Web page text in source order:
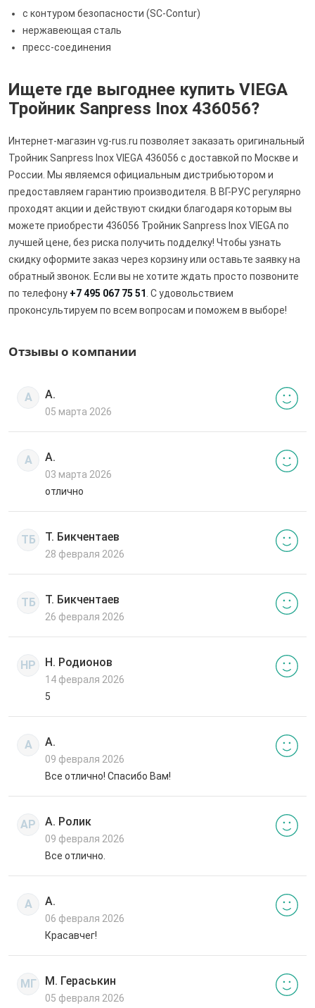
с контуром безопасности (SC‑Contur)
нержавеющая сталь
пресс-соединения
Ищете где выгоднее купить VIEGA
Тройник Sanpress Inox 436056?
Интернет-магазин vg-rus.ru позволяет заказать оригинальный
Тройник Sanpress Inox VIEGA 436056 с доставкой по Москве и
России. Мы являемся официальным дистрибьютором и
предоставляем гарантию производителя. В ВГ-РУС регулярно
проходят акции и действуют скидки благодаря которым вы
можете приобрести 436056 Тройник Sanpress Inox VIEGA по
лучшей цене, без риска получить подделку! Чтобы узнать
скидку оформите заказ через корзину или оставьте заявку на
обратный звонок. Если вы не хотите ждать просто позвоните
по телефону +7 495 067 75 51 . С удовольствием
проконсультируем по всем вопросам и поможем в выборе!
Отзывы о компании
А А.
05 марта 2026
А А.
03 марта 2026
отлично
ТБ Т. Бикчентаев
28 февраля 2026
ТБ Т. Бикчентаев
26 февраля 2026
НР Н. Родионов
14 февраля 2026
5
А А.
09 февраля 2026
Все отлично! Спасибо Вам!
АР А. Ролик
09 февраля 2026
Все отлично.
А А.
06 февраля 2026
Красавчег!
МГ М. Гераськин
05 февраля 2026